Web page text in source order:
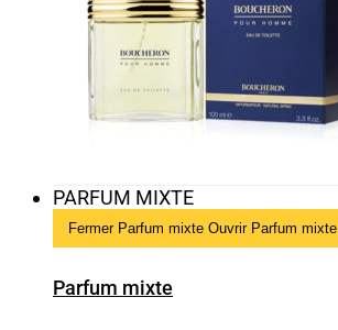
PARFUM MIXTE
Fermer Parfum mixte Ouvrir Parfum mixte
Parfum mixte